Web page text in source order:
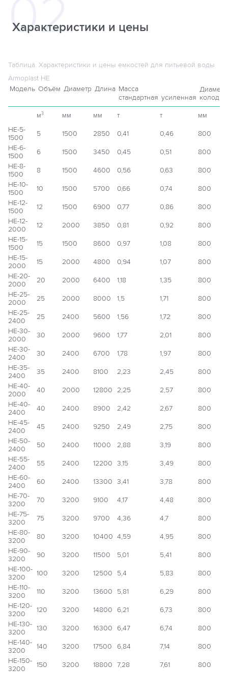
Характеристики и цены
Таблица. Характеристики и цены емкостей для питьевой воды
Armoplast НЕ
Модель Объём Диаметр Длина Масса
Диаметр
стандартная усиленная колодца
м3 мм мм т т
мм
НЕ-5-
1500
5 1500 2850 0,41 0,46
800
НЕ-6-
1500
6 1500 3450 0,45 0,51
800
НЕ-8-
1500
8 1500 4600 0,56 0,63
800
НЕ-10-
1500
10 1500 5700 0,66 0,74
800
НЕ-12-
1500
12 1500 6900 0,77 0,86
800
НЕ-12-
2000
12 2000 3850 0,81 0,92
800
НЕ-15-
1500
15 1500 8600 0,97 1,08
800
НЕ-15-
2000
15 2000 4800 0,94 1,07
800
НЕ-20-
2000
20 2000 6400 1,18 1,35
800
НЕ-25-
2000
25 2000 8000 1,5 1,71
800
НЕ-25-
2400
25 2400 5600 1,56 1,72
800
НЕ-30-
2000
30 2000 9600 1,77 2,01
800
НЕ-30-
2400
30 2400 6700 1,78 1,97
800
НЕ-35-
2400
35 2400 8100 2,23 2,45
800
НЕ-40-
2000
40 2000 12800 2,25 2,57
800
НЕ-40-
2400
40 2400 8900 2,42 2,67
800
НЕ-45-
2400
45 2400 9250 2,49 2,75
800
НЕ-50-
2400
50 2400 11000 2,88 3,19
800
НЕ-55-
2400
55 2400 12200 3,15 3,49
800
НЕ-60-
2400
60 2400 13300 3,41 3,78
800
НЕ-70-
3200
70 3200 9100 4,17 4,48
800
НЕ-75-
3200
75 3200 9700 4,36 4,7
800
НЕ-80-
3200
80 3200 10400 4,59 4,95
800
НЕ-90-
3200
90 3200 11500 5,01 5,41
800
НЕ-100-
3200
100 3200 12500 5,4 5,83
800
НЕ-110-
3200
110 3200 13600 5,81 6,29
800
НЕ-120-
3200
120 3200 14800 6,21 6,73
800
НЕ-130-
3200
130 3200 16300 6,47 6,74
800
НЕ-140-
3200
140 3200 17500 6,84 7,14
800
НЕ-150-
3200
150 3200 18800 7,28 7,61 800